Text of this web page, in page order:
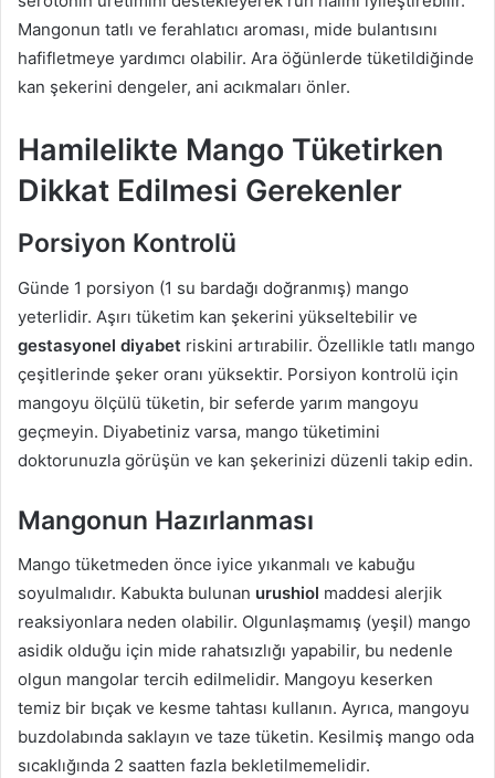
Mangonun tatlı ve ferahlatıcı aroması, mide bulantısını
hafifletmeye yardımcı olabilir. Ara öğünlerde tüketildiğinde
kan şekerini dengeler, ani acıkmaları önler.
Hamilelikte Mango Tüketirken
Dikkat Edilmesi Gerekenler
Porsiyon Kontrolü
Günde 1 porsiyon (1 su bardağı doğranmış) mango
yeterlidir. Aşırı tüketim kan şekerini yükseltebilir ve
gestasyonel diyabet riskini artırabilir. Özellikle tatlı mango
çeşitlerinde şeker oranı yüksektir. Porsiyon kontrolü için
mangoyu ölçülü tüketin, bir seferde yarım mangoyu
geçmeyin. Diyabetiniz varsa, mango tüketimini
doktorunuzla görüşün ve kan şekerinizi düzenli takip edin.
Mangonun Hazırlanması
Mango tüketmeden önce iyice yıkanmalı ve kabuğu
soyulmalıdır. Kabukta bulunan urushiol maddesi alerjik
reaksiyonlara neden olabilir. Olgunlaşmamış (yeşil) mango
asidik olduğu için mide rahatsızlığı yapabilir, bu nedenle
olgun mangolar tercih edilmelidir. Mangoyu keserken
temiz bir bıçak ve kesme tahtası kullanın. Ayrıca, mangoyu
buzdolabında saklayın ve taze tüketin. Kesilmiş mango oda
sıcaklığında 2 saatten fazla bekletilmemelidir.